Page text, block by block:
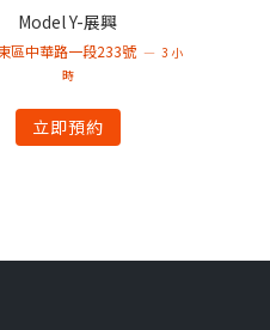
Model Y-展興
區中華路一段233號
3 小
時
立即預約